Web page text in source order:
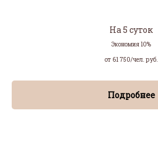
На 5 суток
Экономия 10%
от 61 750/чел. руб.
Подробнее